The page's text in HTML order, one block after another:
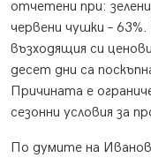
отчетени при:
червени чушки –
възходящия си
десет дни са
Причината е
сезонни условия за
По думите на Иванов